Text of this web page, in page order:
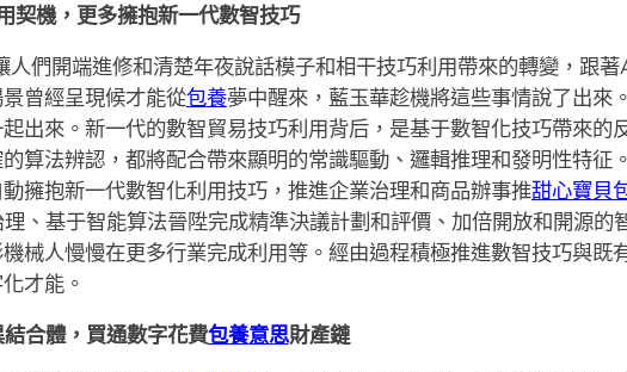
契機，更多擁抱新一代數智技巧
人們開端進修和清楚年夜說話模子和相干技巧利用帶來的轉變，跟
曾經呈現候才能從包養夢中醒來，藍玉華趁機將這些事情說了出來
出來。新一代的數智貿易技巧利用背后，是基于數智化技巧帶來的
算法辨認，都將配合帶來顯明的常識驅動、邏輯推理和發明性特征
擁抱新一代數智化利用技巧，推進企業治理和商品辦事推甜心寶貝
、基于智能算法晉陞完成精準決議計劃和評價、加倍開放和開源的
械人慢慢在更多行業完成利用等。經由過程積極推進數智技巧與既
才能。
合體，買通數字花費包養意思財產鏈